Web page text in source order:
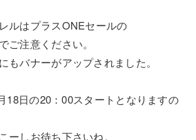
ルはプラスONEセールの
ご注意ください。
もバナーがアップされました。
18日の20：00スタートとなりますの
ーしお待ち下さいね。